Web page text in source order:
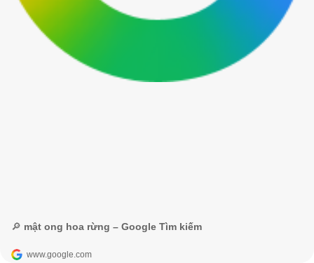
🔎 mật ong hoa rừng – Google Tìm kiếm
www.google.com